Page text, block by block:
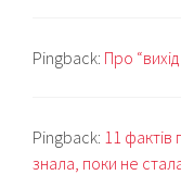
Pingback: Про
Pingback: 11 фактів
знала, поки не